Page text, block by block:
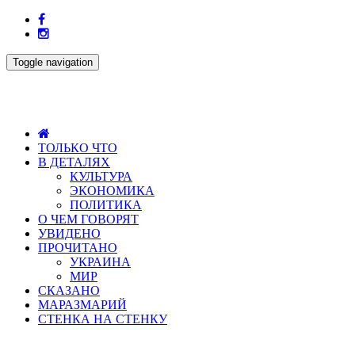
Toggle navigation
ТОЛЬКО ЧТО
В ДЕТАЛЯХ
КУЛЬТУРА
ЭКОНОМИКА
ПОЛИТИКА
О ЧЕМ ГОВОРЯТ
УВИДЕНО
ПРОЧИТАНО
УКРАИНА
МИР
СКАЗАНО
МАРАЗМАРИЙ
СТЕНКА НА СТЕНКУ